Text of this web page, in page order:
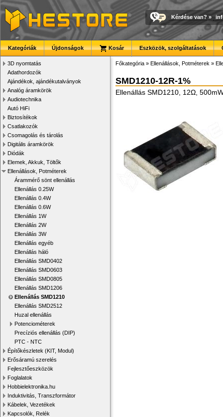
Kérdése van? »
Kategóriák Újdonságok Kosár Eszközök, szolgáltatások
3D nyomtatás
Adathordozók
Ajándékok, ajándékutalványok
Analóg áramkörök
Audiotechnika
Autó HiFi
Biztosítékok
Csatlakozók
Csomagolás és tárolás
Digitális áramkörök
Diódák
Elemek, Akkuk, Töltők
Ellenállások, Potméterek
Árammérő sönt ellenállás
Ellenállás 0.25W
Ellenállás 0.4W
Ellenállás 0.6W
Ellenállás 1W
Ellenállás 2W
Ellenállás 3W
Ellenállás egyéb
Ellenállás háló
Ellenállás SMD0402
Ellenállás SMD0603
Ellenállás SMD0805
Ellenállás SMD1206
Ellenállás SMD1210
Ellenállás SMD2512
Huzal ellenállás
Potenciométerek
Precíziós ellenállás (DIP)
PTC - NTC
Építőkészletek (KIT, Modul)
Erősáramú szerelés
Fejlesztőeszközök
Foglalatok
Hobbielektronika.hu
Induktivitás, Transzformátor
Kábelek, Vezetékek
Kapcsolók, Relék
Főkategória » Ellenállások, Potméterek »
SMD1210-12R-1%
Ellenállás SMD1210, 12Ω,